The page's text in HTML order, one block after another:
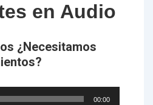
en Audio
¿Necesitamos
00:00